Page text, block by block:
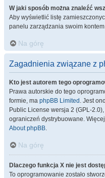
W jaki sposób można znaleźć
Aby wyświetlić listę
panelu zarządzania swoim
Na górę
Zagadnienia związane z
Kto jest autorem tego
Prawa autorskie do tego
formie, ma phpBB Limited . Jest
Public License wersja 2 (GPL-
ograniczeń dystrybuowane.
About phpBB.
Na górę
Dlaczego funkcja X nie jest
To oprogramowanie zostało